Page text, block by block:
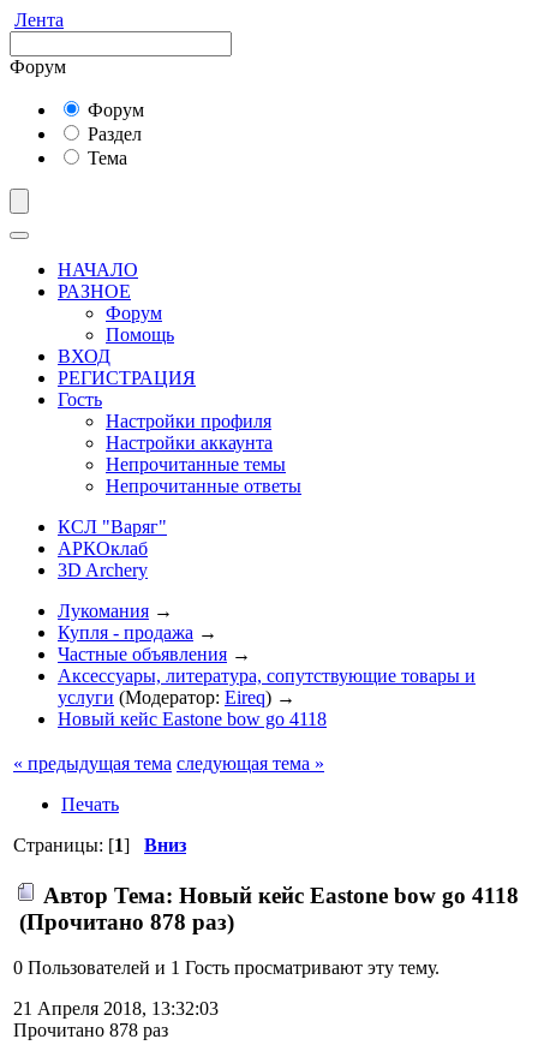
Лента
Форум
Форум
Раздел
Тема
НАЧАЛО
РАЗНОЕ
Форум
Помощь
ВХОД
РЕГИСТРАЦИЯ
Гость
Настройки профиля
Настройки аккаунта
Непрочитанные темы
Непрочитанные ответы
КСЛ "Варяг"
АРКОклаб
3D Archery
Лукомания →
Купля - продажа →
Частные объявления →
Аксессуары, литература, сопутствующие товары и
услуги (Модератор: Eireq) →
Новый кейс Eastone bow go 4118
« предыдущая тема следующая тема »
Печать
Страницы: [1] Вниз
Автор Тема: Новый кейс Eastone bow go 4118
(Прочитано 878 раз)
0 Пользователей и 1 Гость просматривают эту тему.
21 Апреля 2018, 13:32:03
Прочитано 878 раз